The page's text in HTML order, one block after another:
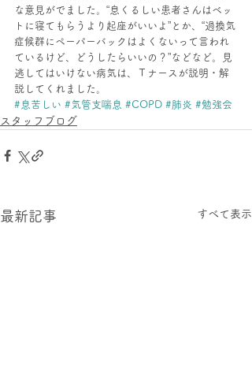
な意見がでました。“息くるしい患者さんはベッ
トに寝てもらうより起座がいいよ”とか、“過換気
症候群にペーパーバックはよくないって言われ
ているけど、どうしたらいいの？”などなど。見
逃してはいけない病気は、Ｔナースが説明・解
説してくれました。
#息苦しい #気管支喘息 #COPD #肺炎 #勉強会
スタッフブログ
最新記事 すべて表示